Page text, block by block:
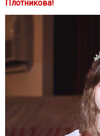
Плотникова!